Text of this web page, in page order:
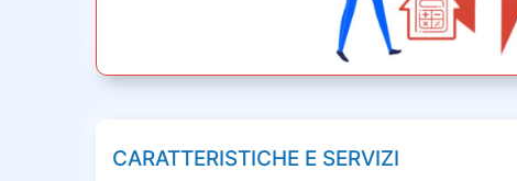
CARATTERISTICHE E SERVIZI